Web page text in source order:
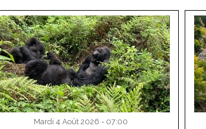
Mardi 4 Août 2026 - 07:00